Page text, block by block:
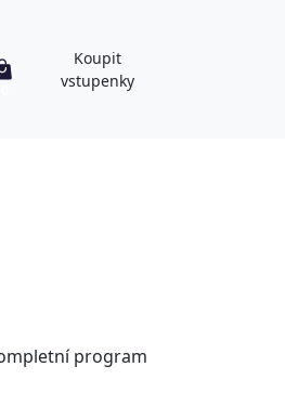
Koupit
vstupenky
program